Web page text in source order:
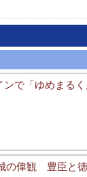
で「ゆめまる
の偉観 豊臣と